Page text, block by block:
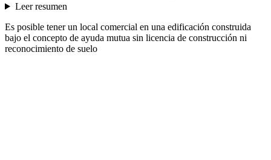
Leer resumen
Es posible tener un local comercial en una edificación construida
bajo el concepto de ayuda mutua sin licencia de construcción ni
reconocimiento de suelo